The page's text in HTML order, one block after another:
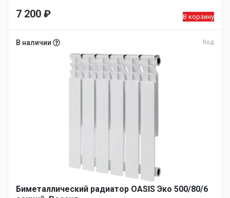
7 200 ₽ В корзину
В наличии Код
Биметаллический радиатор OASIS Эко 500/80/6